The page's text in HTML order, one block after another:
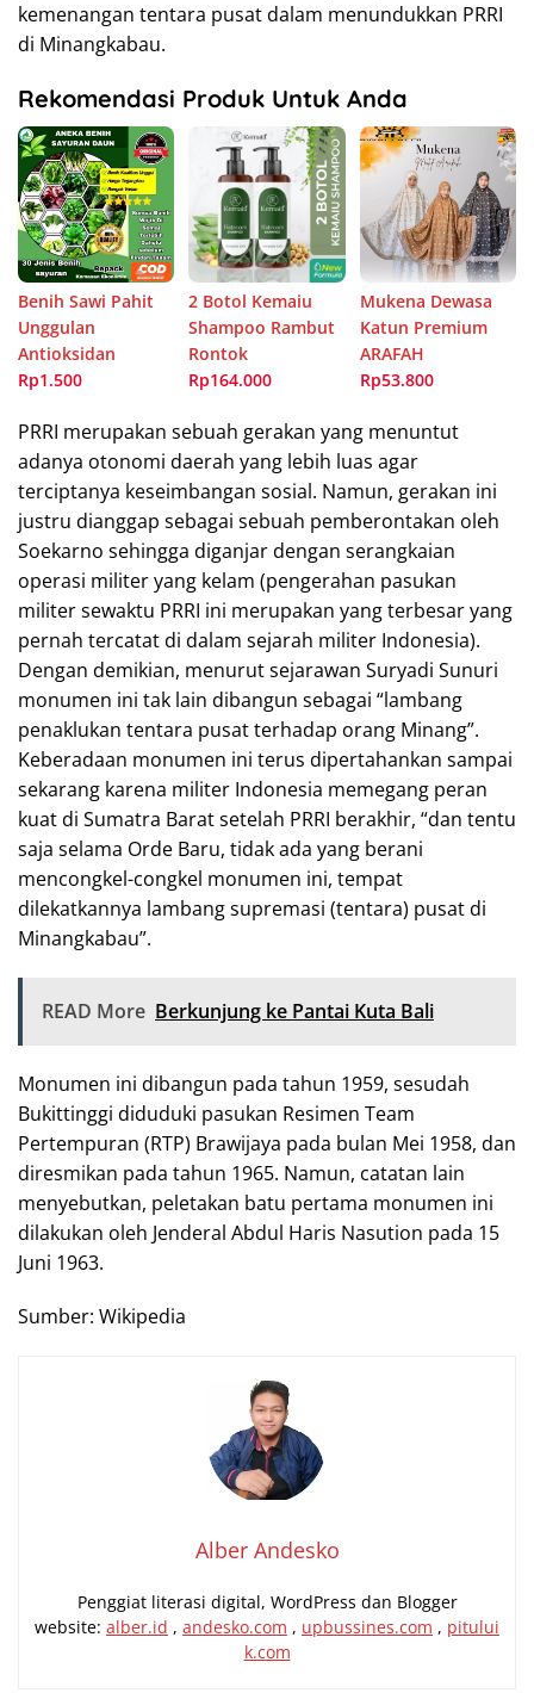
kemenangan tentara pusat dalam menundukkan PRRI
di Minangkabau.
Rekomendasi Produk Untuk Anda
Benih Sawi Pahit
Unggulan
Antioksidan
Rp1.500
2 Botol Kemaiu
Shampoo Rambut
Rontok
Rp164.000
Mukena Dewasa
Katun Premium
ARAFAH
Rp53.800
PRRI merupakan sebuah gerakan yang menuntut
adanya otonomi daerah yang lebih luas agar
terciptanya keseimbangan sosial. Namun, gerakan ini
justru dianggap sebagai sebuah pemberontakan oleh
Soekarno sehingga diganjar dengan serangkaian
operasi militer yang kelam (pengerahan pasukan
militer sewaktu PRRI ini merupakan yang terbesar yang
pernah tercatat di dalam sejarah militer Indonesia).
Dengan demikian, menurut sejarawan Suryadi Sunuri
monumen ini tak lain dibangun sebagai “lambang
penaklukan tentara pusat terhadap orang Minang”.
Keberadaan monumen ini terus dipertahankan sampai
sekarang karena militer Indonesia memegang peran
kuat di Sumatra Barat setelah PRRI berakhir, “dan tentu
saja selama Orde Baru, tidak ada yang berani
mencongkel-congkel monumen ini, tempat
dilekatkannya lambang supremasi (tentara) pusat di
Minangkabau”.
READ More Berkunjung ke Pantai Kuta Bali
Monumen ini dibangun pada tahun 1959, sesudah
Bukittinggi diduduki pasukan Resimen Team
Pertempuran (RTP) Brawijaya pada bulan Mei 1958, dan
diresmikan pada tahun 1965. Namun, catatan lain
menyebutkan, peletakan batu pertama monumen ini
dilakukan oleh Jenderal Abdul Haris Nasution pada 15
Juni 1963.
Sumber: Wikipedia
Alber Andesko
Penggiat literasi digital, WordPress dan Blogger
website: alber.id , andesko.com , upbussines.com , pitului
k.com